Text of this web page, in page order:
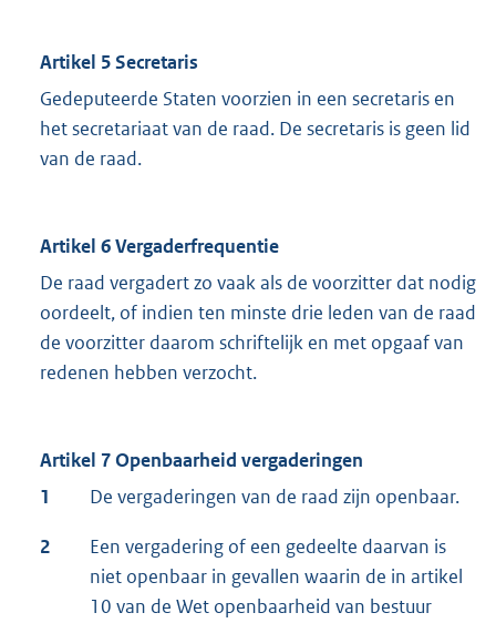
Artikel 5 Secretaris
Gedeputeerde Staten voorzien in een secretaris en
het secretariaat van de raad. De secretaris is geen lid
van de raad.
Artikel 6 Vergaderfrequentie
De raad vergadert zo vaak als de voorzitter dat nodig
oordeelt, of indien ten minste drie leden van de raad
de voorzitter daarom schriftelijk en met opgaaf van
redenen hebben verzocht.
Artikel 7 Openbaarheid vergaderingen
1
De vergaderingen van de raad zijn openbaar.
2
Een vergadering of een gedeelte daarvan is
niet openbaar in gevallen waarin de in artikel
10 van de Wet openbaarheid van bestuur